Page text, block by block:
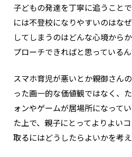
子どもの発達を丁寧に追うこと
には不登校になりやすいのはな
してしまうのはどんな心境から
プローチできればと思っているん
スマホ育児が悪いとか親御さん
った画一的な価値観ではなく、
ォンやゲームが居場所になって
た上で、親子にとってよりよい
取るにはどうしたらよいかを考